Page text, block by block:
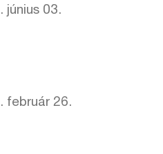
június 03.
február 26.